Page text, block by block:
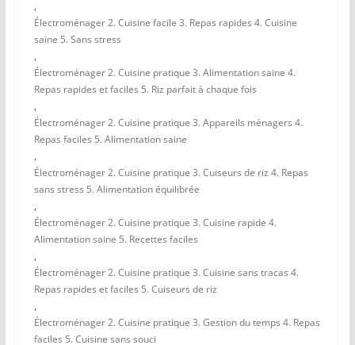
,
Électroménager 2. Cuisine facile 3. Repas rapides 4. Cuisine
saine 5. Sans stress
,
Électroménager 2. Cuisine pratique 3. Alimentation saine 4.
Repas rapides et faciles 5. Riz parfait à chaque fois
,
Électroménager 2. Cuisine pratique 3. Appareils ménagers 4.
Repas faciles 5. Alimentation saine
,
Électroménager 2. Cuisine pratique 3. Cuiseurs de riz 4. Repas
sans stress 5. Alimentation équilibrée
,
Électroménager 2. Cuisine pratique 3. Cuisine rapide 4.
Alimentation saine 5. Recettes faciles
,
Électroménager 2. Cuisine pratique 3. Cuisine sans tracas 4.
Repas rapides et faciles 5. Cuiseurs de riz
,
Électroménager 2. Cuisine pratique 3. Gestion du temps 4. Repas
faciles 5. Cuisine sans souci